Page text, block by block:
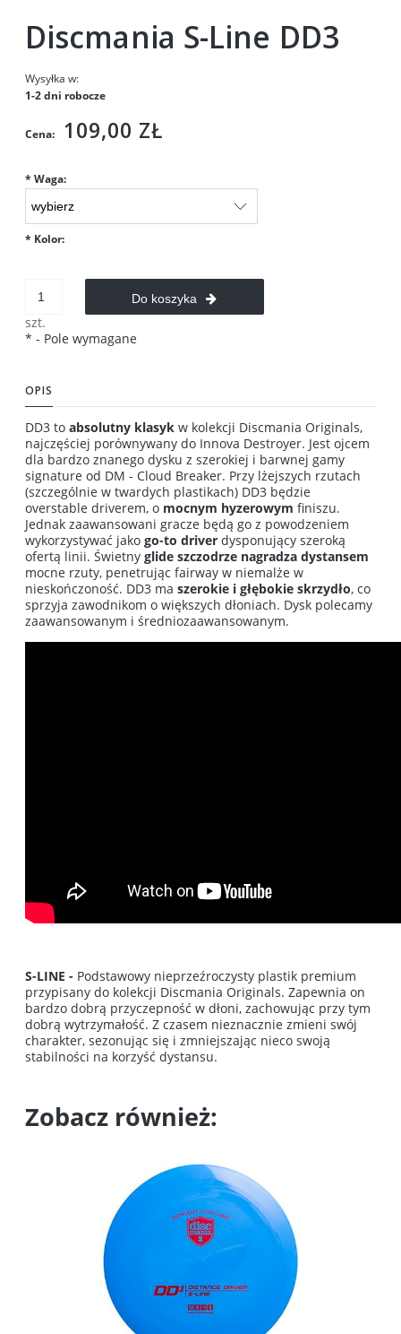
Discmania S-Line DD3
Wysyłka w:
1-2 dni robocze
Cena: 109,00 ZŁ
* Waga:
* Kolor:
szt.
Do koszyka
* - Pole wymagane
OPIS
DD3 to absolutny klasyk w kolekcji Discmania Originals,
najczęściej porównywany do Innova Destroyer. Jest ojcem
dla bardzo znanego dysku z szerokiej i barwnej gamy
signature od DM - Cloud Breaker. Przy lżejszych rzutach
(szczególnie w twardych plastikach) DD3 będzie
overstable driverem, o mocnym hyzerowym finiszu.
Jednak zaawansowani gracze będą go z powodzeniem
wykorzystywać jako go-to driver dysponujący szeroką
ofertą linii. Świetny glide szczodrze nagradza dystansem
mocne rzuty, penetrując fairway w niemalże w
nieskończoność. DD3 ma szerokie i głębokie skrzydło, co
sprzyja zawodnikom o większych dłoniach. Dysk polecamy
zaawansowanym i średniozaawansowanym.
S-LINE - Podstawowy nieprzeźroczysty plastik premium
przypisany do kolekcji Discmania Originals. Zapewnia on
bardzo dobrą przyczepność w dłoni, zachowując przy tym
dobrą wytrzymałość. Z czasem nieznacznie zmieni swój
charakter, sezonując się i zmniejszając nieco swoją
stabilności na korzyść dystansu.
Zobacz również: